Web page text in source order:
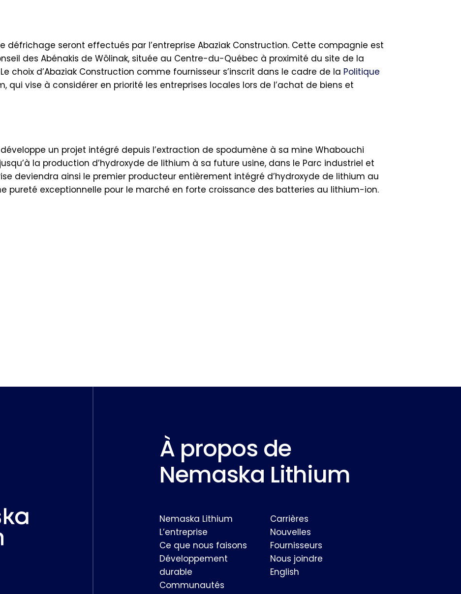
défrichage seront effectués par l’entreprise Abaziak Construction. Cette compagnie est
des Abénakis de Wôlinak, située au Centre-du-Québec à proximité du site de la
choix d’Abaziak Construction comme fournisseur s’inscrit dans le cadre de la Politique
qui vise à considérer en priorité les entreprises locales lors de l’achat de biens et
un projet intégré depuis l’extraction de spodumène à sa mine Whabouchi
la production d’hydroxyde de lithium à sa future usine, dans le Parc industriel et
deviendra ainsi le premier producteur entièrement intégré d’hydroxyde de lithium au
pureté exceptionnelle pour le marché en forte croissance des batteries au lithium-ion.
À propos de
Nemaska Lithium
Nemaska Lithium
L’entreprise
Ce que nous faisons
Développement
durable
Communautés
Carrières
Nouvelles
Fournisseurs
Nous joindre
English